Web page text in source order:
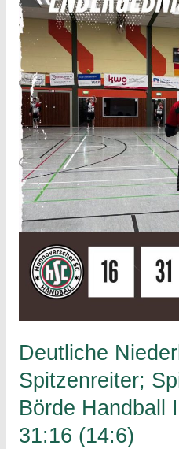
1.
Herren
–
Garbsener
SC
36:39
(18:20)
Deutliche
Spitzenreiter;
Börde Handball
31:16 (14:6)